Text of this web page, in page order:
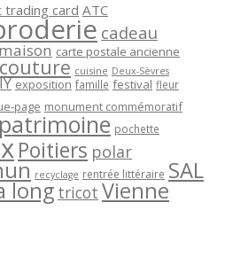
trading card ATC
cadeau
carte postale ancienne
couture cuisine Deux-Sèvres
exposition famille festival fleur
page monument commémoratif
patrimoine pochette
Poitiers polar
recyclage rentrée littéraire SAL
long tricot Vienne